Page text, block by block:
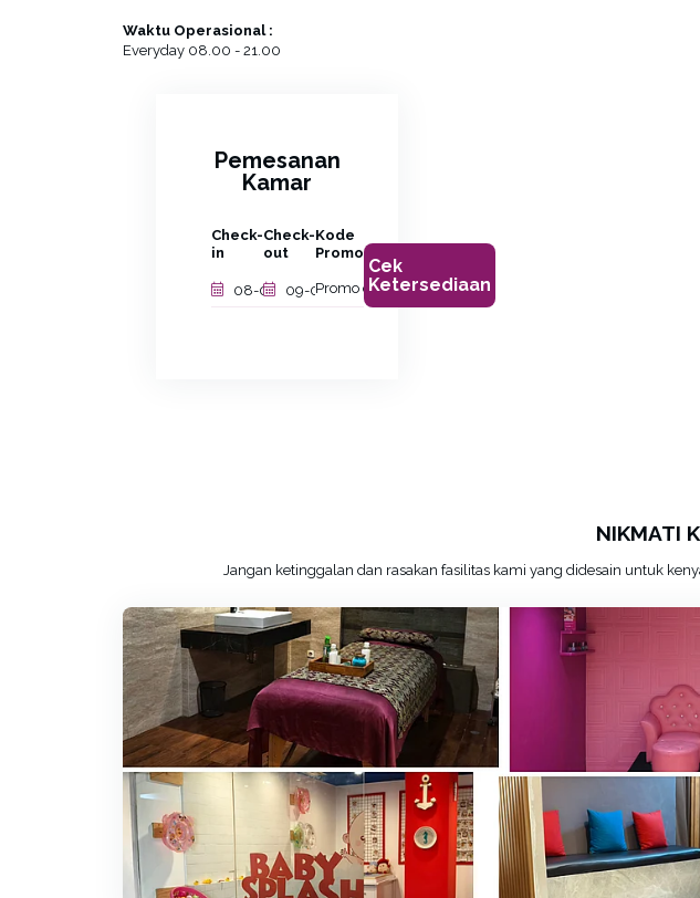
Waktu Operasional :
Everyday 08.00 - 21.00
Pemesanan
Kamar
Check-
in
Check-
out
Kode
Promo
Cek
Ketersediaan
NIKMATI
Jangan ketinggalan dan rasakan fasilitas kami yang didesain untuk